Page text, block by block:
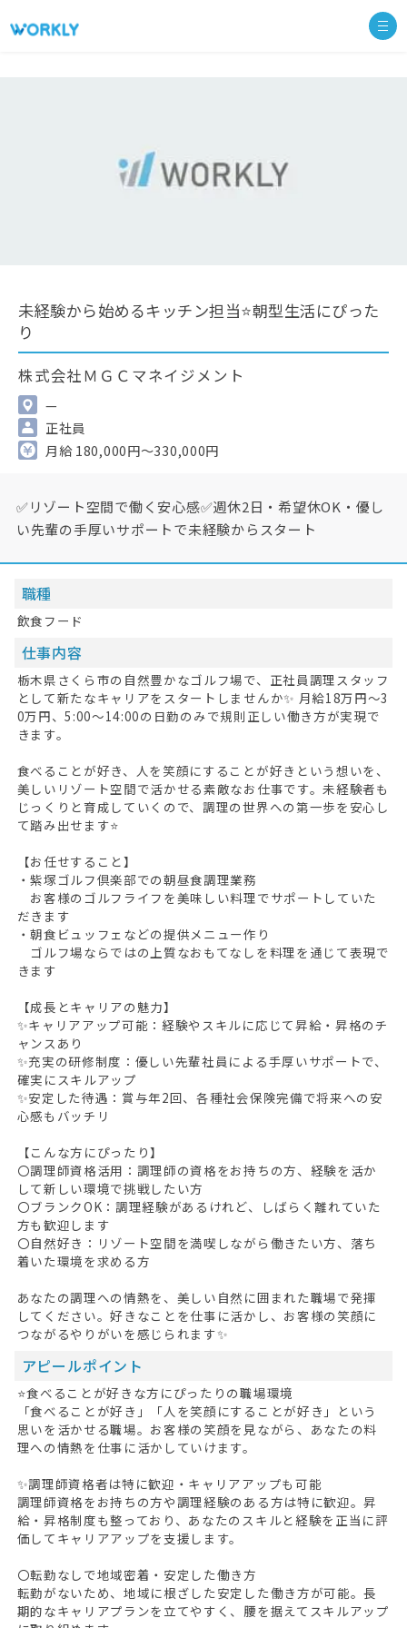
未経験から始めるキッチン担当⭐朝型生活にぴった
り
株式会社ＭＧＣマネイジメント
—
正社員
月給 180,000円～330,000円
✅リゾート空間で働く安心感✅週休2日・希望休OK・優し
い先輩の手厚いサポートで未経験からスタート
職種
飲食フード
仕事内容
栃木県さくら市の自然豊かなゴルフ場で、正社員調理スタッフ
として新たなキャリアをスタートしませんか✨ 月給18万円〜3
0万円、5:00〜14:00の日勤のみで規則正しい働き方が実現で
きます。
食べることが好き、人を笑顔にすることが好きという想いを、
美しいリゾート空間で活かせる素敵なお仕事です。未経験者も
じっくりと育成していくので、調理の世界への第一歩を安心し
て踏み出せます⭐
【お任せすること】
・紫塚ゴルフ倶楽部での朝昼食調理業務
お客様のゴルフライフを美味しい料理でサポートしていた
だきます
・朝食ビュッフェなどの提供メニュー作り
ゴルフ場ならではの上質なおもてなしを料理を通じて表現で
きます
【成長とキャリアの魅力】
✨キャリアアップ可能：経験やスキルに応じて昇給・昇格のチ
ャンスあり
✨充実の研修制度：優しい先輩社員による手厚いサポートで、
確実にスキルアップ
✨安定した待遇：賞与年2回、各種社会保険完備で将来への安
心感もバッチリ
【こんな方にぴったり】
〇調理師資格活用：調理師の資格をお持ちの方、経験を活か
して新しい環境で挑戦したい方
〇ブランクOK：調理経験があるけれど、しばらく離れていた
方も歓迎します
〇自然好き：リゾート空間を満喫しながら働きたい方、落ち
着いた環境を求める方
あなたの調理への情熱を、美しい自然に囲まれた職場で発揮
してください。好きなことを仕事に活かし、お客様の笑顔に
つながるやりがいを感じられます✨
アピールポイント
⭐食べることが好きな方にぴったりの職場環境
「食べることが好き」「人を笑顔にすることが好き」という
思いを活かせる職場。お客様の笑顔を見ながら、あなたの料
理への情熱を仕事に活かしていけます。
✨調理師資格者は特に歓迎・キャリアアップも可能
調理師資格をお持ちの方や調理経験のある方は特に歓迎。昇
給・昇格制度も整っており、あなたのスキルと経験を正当に評
価してキャリアアップを支援します。
〇転勤なしで地域密着・安定した働き方
転勤がないため、地域に根ざした安定した働き方が可能。長
期的なキャリアプランを立てやすく、腰を据えてスキルアップ